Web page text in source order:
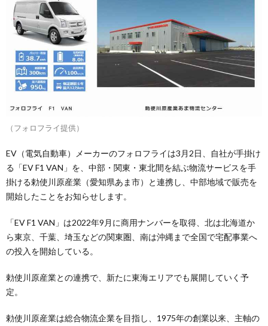
（フォロフライ提供）
EV（電気自動車）メーカーのフォロフライは3月2日、自社が手掛け
る「EV F1 VAN」を、中部・関東・東北間を結ぶ物流サービスを手
掛ける勅使川原産業（愛知県あま市）と連携し、中部地域で販売を
開始したことをお知らせします。
「EV F1 VAN」は2022年9月に商用ナンバーを取得、北は北海道か
ら東京、千葉、埼玉などの関東圏、南は沖縄まで全国で宅配事業へ
の投入を開始している。
勅使川原産業との連携で、新たに東海エリアでも展開していく予
定。
勅使川原産業は総合物流企業を目指し、1975年の創業以来、主軸の